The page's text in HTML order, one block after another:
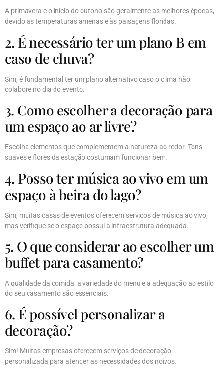
A primavera e o início do outono são geralmente as melhores épocas,
devido às temperaturas amenas e às paisagens floridas.
2. É necessário ter um plano B em
caso de chuva?
Sim, é fundamental ter um plano alternativo caso o clima não
colabore no dia do evento.
3. Como escolher a decoração para
um espaço ao ar livre?
Escolha elementos que complementem a natureza ao redor. Tons
suaves e flores da estação costumam funcionar bem.
4. Posso ter música ao vivo em um
espaço à beira do lago?
Sim, muitas casas de eventos oferecem serviços de música ao vivo,
mas verifique se o espaço possui a infraestrutura adequada.
5. O que considerar ao escolher um
buffet para casamento?
A qualidade da comida, a variedade do menu e a adequação ao estilo
do seu casamento são essenciais.
6. É possível personalizar a
decoração?
Sim! Muitas empresas oferecem serviços de decoração
personalizada para atender as necessidades dos noivos.